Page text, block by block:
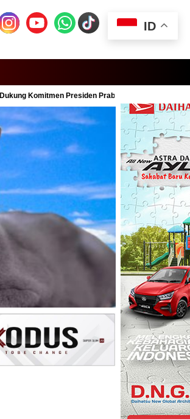
Presiden Prabowo dalam Pemberantasan Korupsi
ID